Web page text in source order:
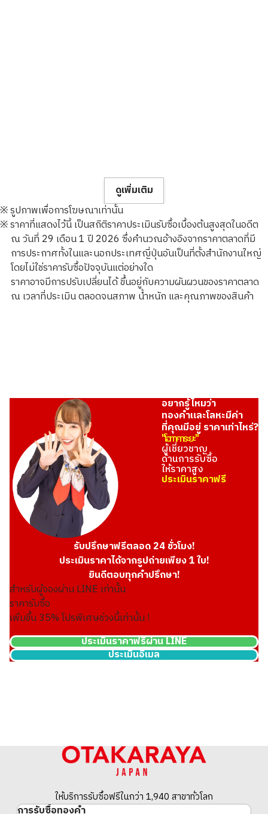
24K gold (K24) sake set
349.6g
ราคารับซื้ออ้างอิง
THB 167,857.06
ดูเพิ่มเติม
※ รูปภาพเพื่อการโฆษณาเท่านั้น
※ ราคาที่แสดงไว้นี้ เป็นสถิติราคาประเมินรับซื้อเบื้องต้นสูงสุดในอดีต
ณ วันที่ 29 เดือน 1 ปี 2026 ซึ่งคำนวณอ้างอิงจากราคาตลาดที่มี
การประกาศทั้งในและนอกประเทศญี่ปุ่นอันเป็นที่ตั้งสำนักงานใหญ่
โดยไม่ใช่ราคารับซื้อปัจจุบันแต่อย่างใด
ราคาอาจมีการปรับเปลี่ยนได้ ขึ้นอยู่กับความผันผวนของราคาตลาด
ณ เวลาที่ประเมิน ตลอดจนสภาพ น้ำหนัก และคุณภาพของสินค้า
อยากรู้ไหมว่า
ทองคำและโลหะมีค่า
ที่คุณมีอยู่ ราคาเท่าไหร่?
"โอทาคาระยะ"
ผู้เชี่ยวชาญ
ด้านการรับซื้อ
ให้ราคาสูง
ประเมินราคาฟรี
รับปรึกษาฟรีตลอด 24 ชั่วโมง!
ประเมินราคาได้จากรูปถ่ายเพียง 1 ใบ!
ยินดีตอบทุกคำปรึกษา!
สำหรับผู้จองผ่าน LINE เท่านั้น
ราคารับซื้อ
เพิ่มขึ้น35% โปรพิเศษช่วงนี้เท่านั้น !
ประเมินราคาฟรีผ่าน LINE
ประเมินอีเมล
ให้บริการรับซื้อฟรีในกว่า 1,940 สาขาทั่วโลก
การรับซื้อทองคำ